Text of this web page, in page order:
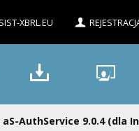
XBRL.EU
AuthService 9.0.4 (dla